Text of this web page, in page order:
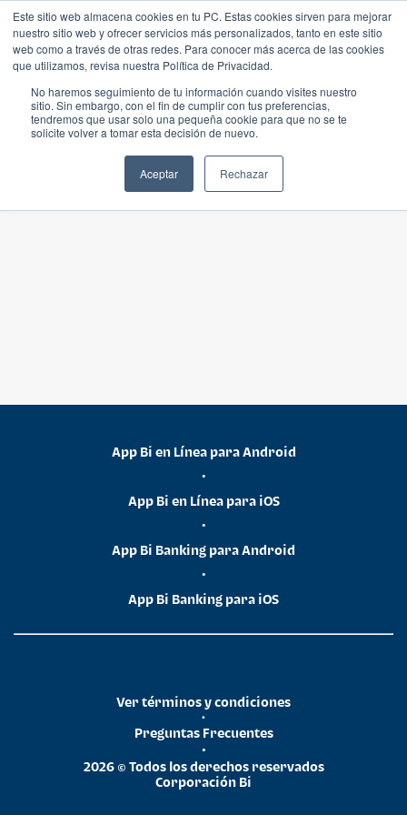
Este sitio web almacena cookies en tu PC. Estas cookies sirven para mejorar
nuestro sitio web y ofrecer servicios más personalizados, tanto en este sitio
web como a través de otras redes. Para conocer más acerca de las cookies
que utilizamos, revisa nuestra Política de Privacidad.
No haremos seguimiento de tu información cuando visites nuestro
sitio. Sin embargo, con el fin de cumplir con tus preferencias,
tendremos que usar solo una pequeña cookie para que no se te
solicite volver a tomar esta decisión de nuevo.
Aceptar Rechazar
App Bi en Línea para Android
•
App Bi en Línea para iOS
•
App Bi Banking para Android
•
App Bi Banking para iOS
2026 © Todos los derechos reservados
Corporación Bi
•
Preguntas Frecuentes
•
Ver términos y condiciones